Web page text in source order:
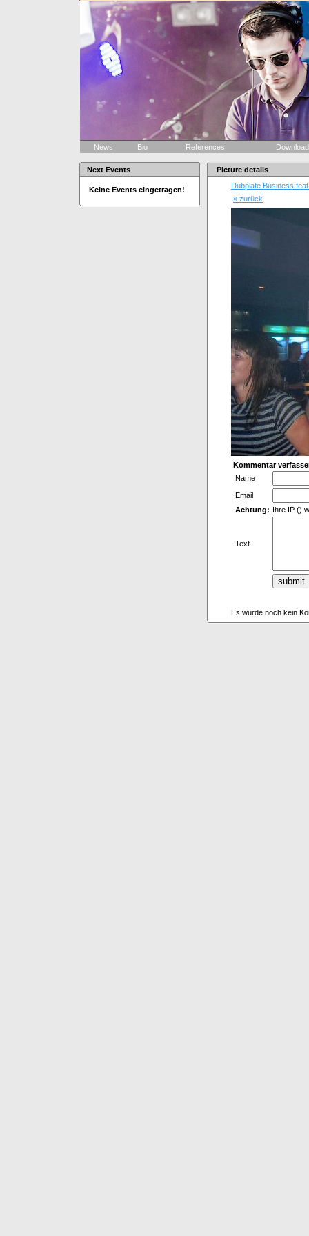
News Bio References
Next Events
Keine Events eingetragen!
Picture details
Dubplate Business
« zurück
Kommentar
Name
Email
Achtung: Ihre IP ()
Text
Es wurde noch kein